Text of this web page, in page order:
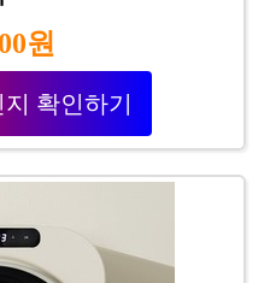
원
확인하기